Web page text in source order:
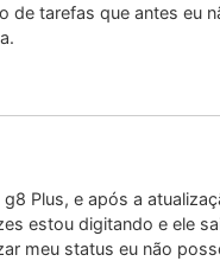
de tarefas que antes eu
Plus, e após a
estou digitando e ele
meu status eu não